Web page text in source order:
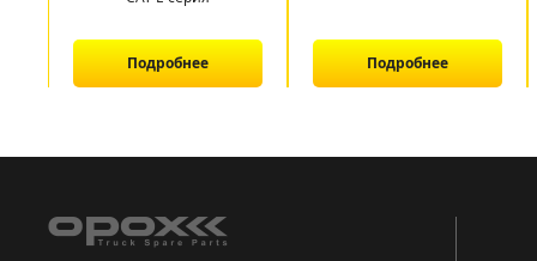
Подробнее Подробнее